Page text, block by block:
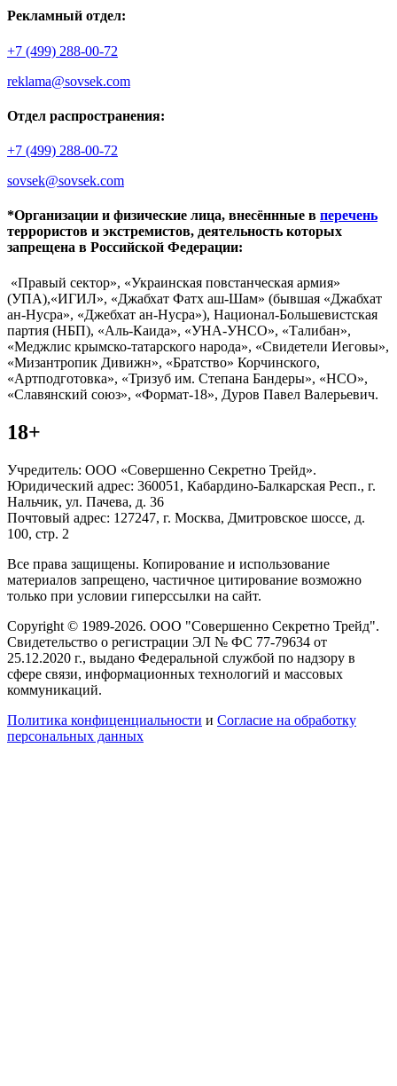
Рекламный отдел:
+7 (499) 288-00-72
reklama@sovsek.com
Отдел распространения:
+7 (499) 288-00-72
sovsek@sovsek.com
*Организации и физические лица, внесённные в перечень
террористов и экстремистов, деятельность которых
запрещена в Российской Федерации:
«Правый сектор», «Украинская повстанческая армия»
(УПА),«ИГИЛ», «Джабхат Фатх аш-Шам» (бывшая «Джабхат
ан-Нусра», «Джебхат ан-Нусра»), Национал-Большевистская
партия (НБП), «Аль-Каида», «УНА-УНСО», «Талибан»,
«Меджлис крымско-татарского народа», «Свидетели Иеговы»,
«Мизантропик Дивижн», «Братство» Корчинского,
«Артподготовка», «Тризуб им. Степана Бандеры», «НСО»,
«Славянский союз», «Формат-18», Дуров Павел Валерьевич.
18+
Учредитель: ООО «Совершенно Секретно Трейд».
Юридический адрес: 360051, Кабардино-Балкарская Респ., г.
Нальчик, ул. Пачева, д. 36
Почтовый адрес: 127247, г. Москва, Дмитровское шоссе, д.
100, стр. 2
Все права защищены. Копирование и использование
материалов запрещено, частичное цитирование возможно
только при условии гиперссылки на сайт.
Copyright © 1989-2026. ООО "Совершенно Секретно Трейд".
Свидетельство о регистрации ЭЛ № ФС 77-79634 от
25.12.2020 г., выдано Федеральной службой по надзору в
сфере связи, информационных технологий и массовых
коммуникаций.
Политика конфиценциальности и Согласие на обработку
персональных данных